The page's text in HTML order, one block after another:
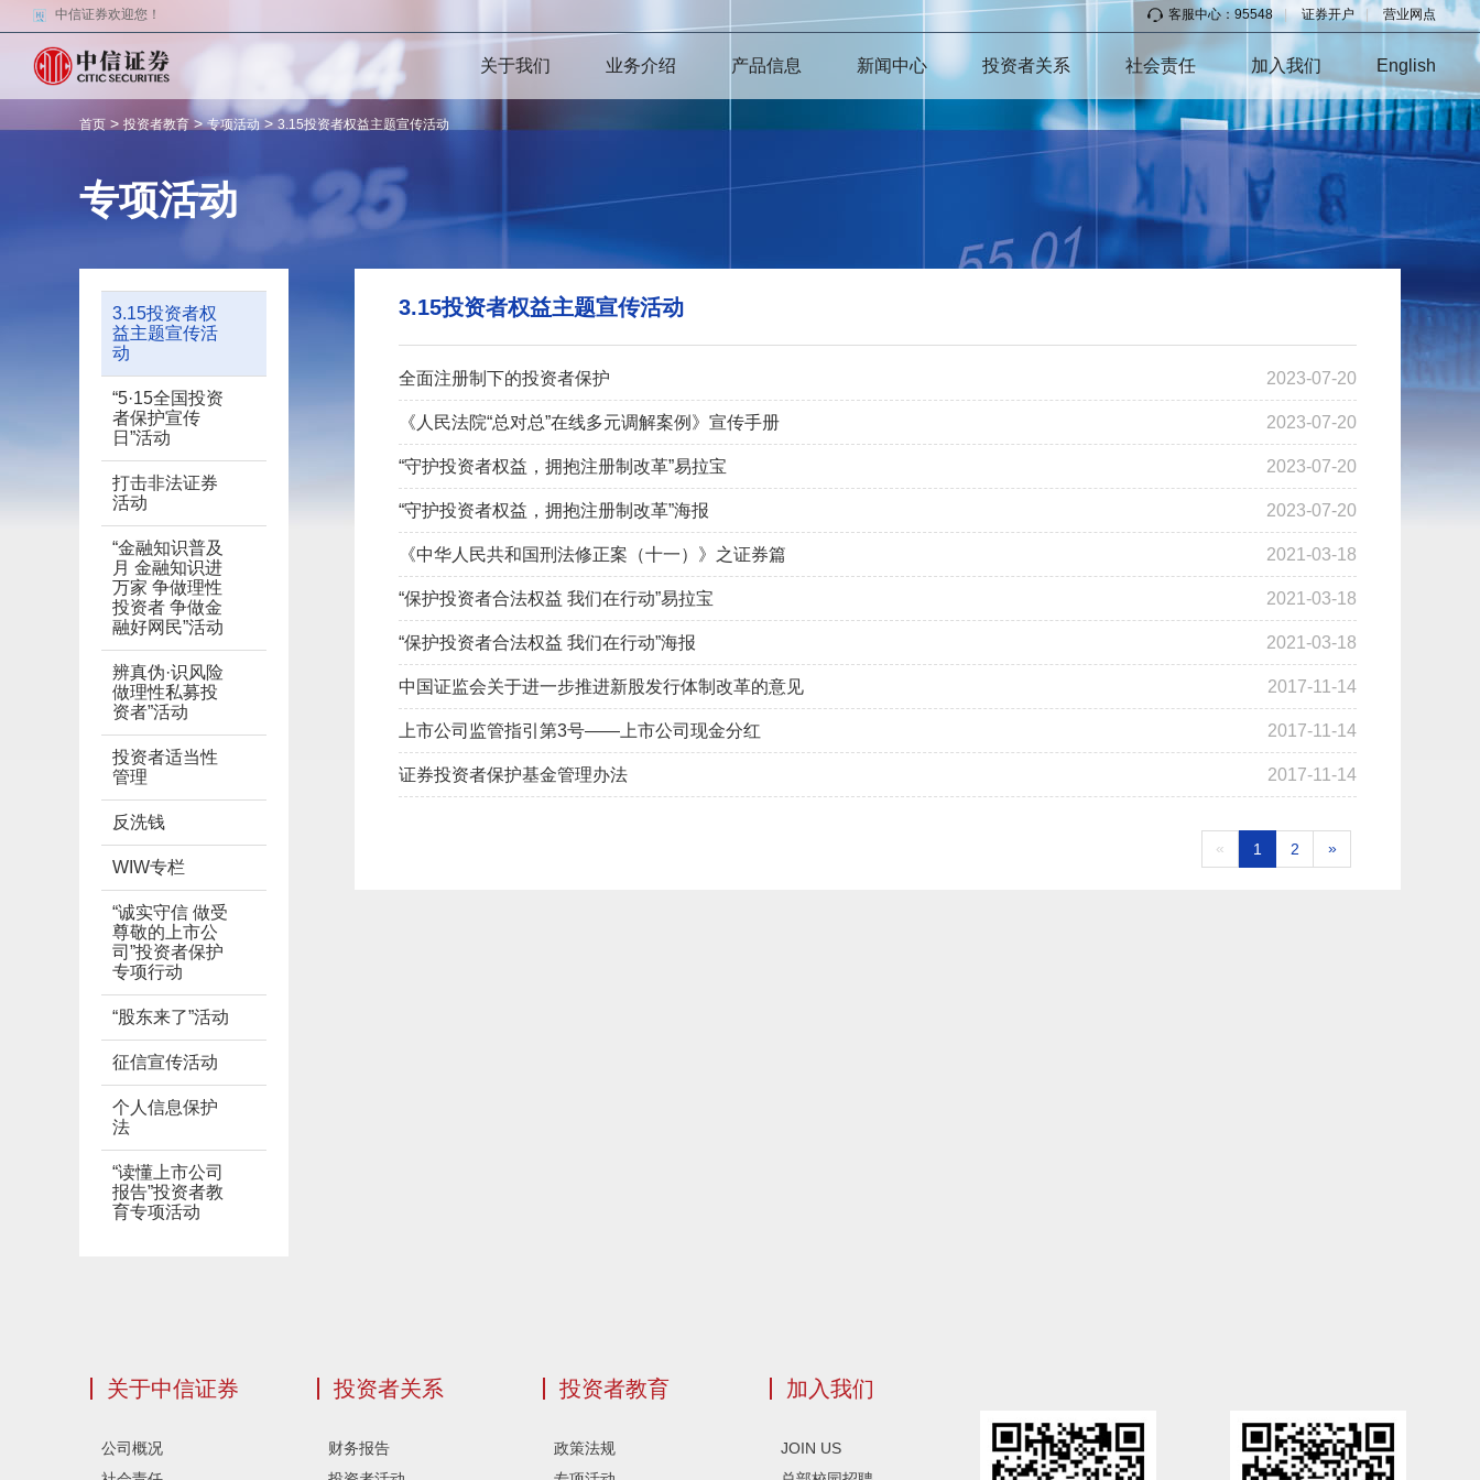
中信证券欢迎您！ 客服中心：95548 | 证券开户 营业网点
关于我们 业务介绍 产品信息 新闻中心 投资者关系 社会责任 加入我们 English
首页 > 投资者教育>专项活动> 3.15投资者权益主题宣传活动
专项活动
3.15投资者权
益主题宣传活
动
“5·15全国投资
者保护宣传
日”活动
打击非法证券
活动
“金融知识普及
月 金融知识进
万家 争做理性
投资者 争做金
融好网民”活动
辨真伪·识风险
做理性私募投
资者”活动
投资者适当性
管理
反洗钱
WIW专栏
“诚实守信 做受
尊敬的上市公
司”投资者保护
专项行动
“股东来了”活动
征信宣传活动
个人信息保护
法
“读懂上市公司
报告”投资者教
育专项活动
3.15投资者权益主题宣传活动
2023-07-20
全面注册制下的投资者保护
2023-07-20
《人民法院“总对总”在线多元调解案例》宣传手册
2023-07-20
“守护投资者权益，拥抱注册制改革”易拉宝
2023-07-20
“守护投资者权益，拥抱注册制改革”海报
2021-03-18
《中华人民共和国刑法修正案（十一）》之证券篇
2021-03-18
“保护投资者合法权益 我们在行动”易拉宝
2021-03-18
“保护投资者合法权益 我们在行动”海报
2017-11-14
中国证监会关于进一步推进新股发行体制改革的意见
2017-11-14
上市公司监管指引第3号——上市公司现金分红
2017-11-14
证券投资者保护基金管理办法
« 1 2 »
关于中信证券
公司概况
投资者关系
财务报告
投资者教育
政策法规
加入我们
JOIN US